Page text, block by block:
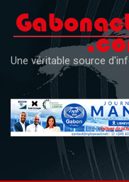
content
Une véritable source